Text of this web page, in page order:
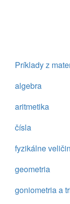
Príklady z
algebra
aritmetika
čísla
fyzikálne
geometria
goniometria a